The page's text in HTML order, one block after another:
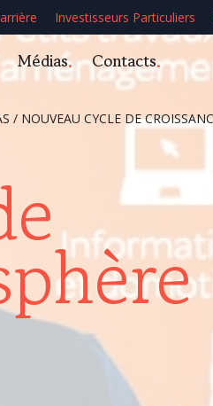
Investisseurs Particuliers
Médias Contacts
/